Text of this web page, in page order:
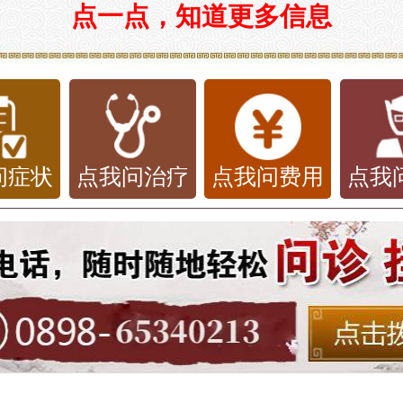
点一点，知道更多信息
症状 点我问治疗 点我问费用 点我